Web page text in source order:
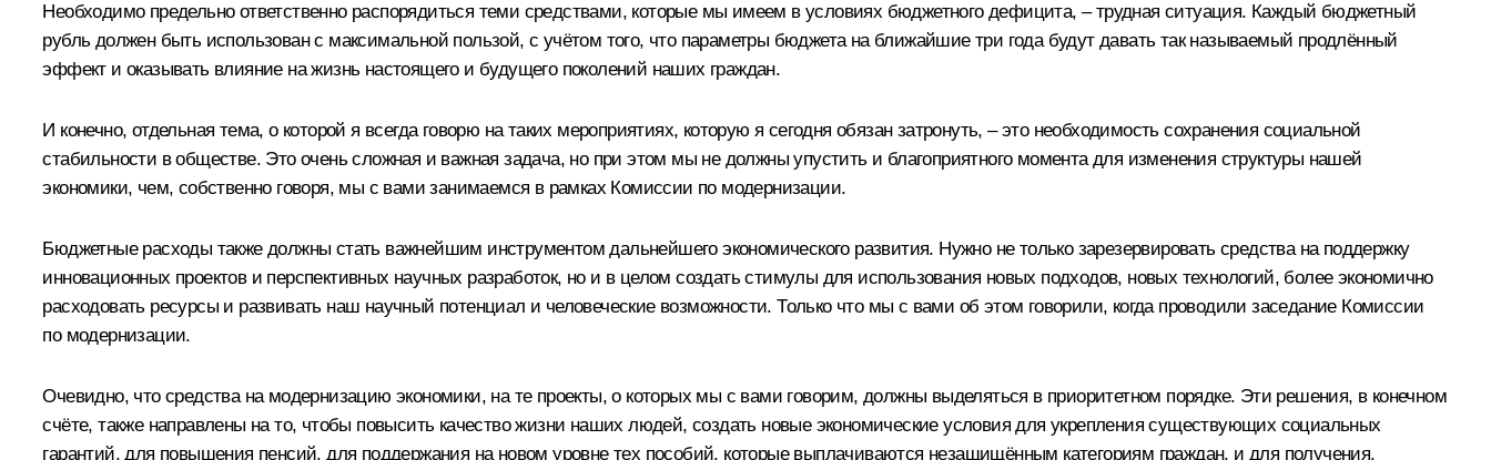
Необходимо предельно ответственно распорядиться теми средствами, которые мы имеем в условиях бюджетного дефицита, – трудная ситуация. Каждый бюджетный
рубль должен быть использован с максимальной пользой, с учётом того, что параметры бюджета на ближайшие три года будут давать так называемый продлённый
эффект и оказывать влияние на жизнь настоящего и будущего поколений наших граждан.
И конечно, отдельная тема, о которой я всегда говорю на таких мероприятиях, которую я сегодня обязан затронуть, – это необходимость сохранения социальной
стабильности в обществе. Это очень сложная и важная задача, но при этом мы не должны упустить и благоприятного момента для изменения структуры нашей
экономики, чем, собственно говоря, мы с вами занимаемся в рамках Комиссии по модернизации.
Бюджетные расходы также должны стать важнейшим инструментом дальнейшего экономического развития. Нужно не только зарезервировать средства на поддержку
инновационных проектов и перспективных научных разработок, но и в целом создать стимулы для использования новых подходов, новых технологий, более экономично
расходовать ресурсы и развивать наш научный потенциал и человеческие возможности. Только что мы с вами об этом говорили, когда проводили заседание Комиссии
по модернизации.
Очевидно, что средства на модернизацию экономики, на те проекты, о которых мы с вами говорим, должны выделяться в приоритетном порядке. Эти решения, в конечном
счёте, также направлены на то, чтобы повысить качество жизни наших людей, создать новые экономические условия для укрепления существующих социальных
гарантий, для повышения пенсий, для поддержания на новом уровне тех пособий, которые выплачиваются незащищённым категориям граждан, и для получения,